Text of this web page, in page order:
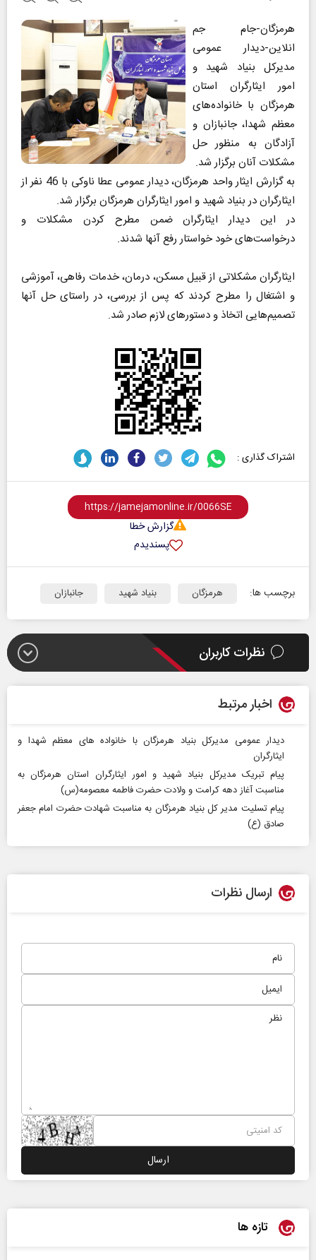
هرمزگان-جام جم
انلاین-دیدار عمومی
مدیرکل بنیاد شهید و
امور ایثارگران استان
هرمزگان با خانواده‌های
معظم شهدا، جانبازان و
آزادگان به منظور حل
مشکلات آنان برگزار شد.
به گزارش ایثار واحد هرمزگان، دیدار عمومی عطا ناوکی با 46 نفر از
ایثارگران در بنیاد شهید و امور ایثارگران هرمزگان برگزار شد.
در این دیدار ایثارگران ضمن مطرح کردن مشکلات و
درخواست‌های خود خواستار رفع آنها شدند.
ایثارگران مشکلاتی از قبیل مسکن، درمان، خدمات رفاهی، آموزشی
و اشتغال را مطرح کردند که پس از بررسی، در راستای حل آنها
تصمیم‌هایی اتخاذ و دستورهای لازم صادر شد.
اشتراک گذاری :
گزارش خطا
پسندیدم
برچسب ها: هرمزگان بنیاد شهید جانبازان
نظرات کاربران
اخبار مرتبط
دیدار عمومی مدیرکل بنیاد هرمزگان با خانواده های معظم شهدا و
ایثارگران
پیام تبریک مدیرکل بنیاد شهید و امور ایثارگران استان هرمزگان به
مناسبت آغاز دهه کرامت و ولادت حضرت فاطمه معصومه(س)
پیام تسلیت مدیر کل بنیاد هرمزگان به مناسبت شهادت حضرت امام جعفر
صادق (ع)
ارسال نظرات
تازه ها